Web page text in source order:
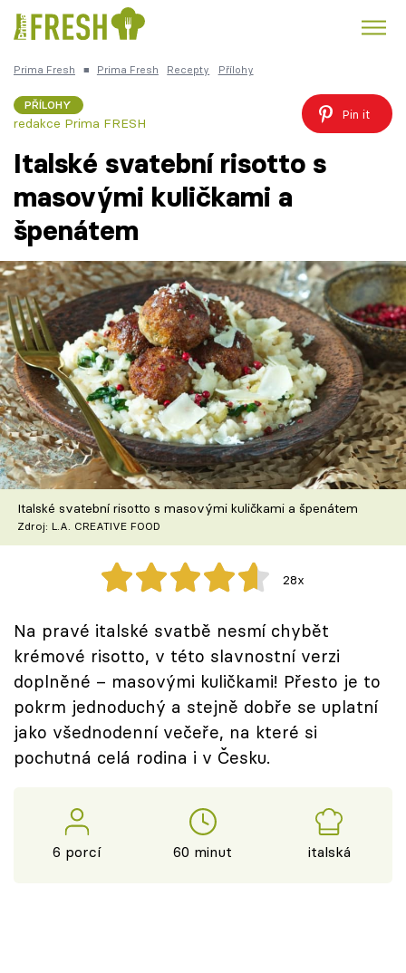
Česká kuchyně Čokoláda
Témata
Recepty
Články
TV Program
Škola vaření
Recepty z TV
Speciál: Cuketa
Těhotnej kuchař
Přihlášení
Sledujte nás
Prima Fresh ■ Prima Fresh Recepty Přílohy
PŘÍLOHY
redakce Prima FRESH
Pin it
Italské svatební risotto s
masovými kuličkami a
špenátem
Italské svatební risotto s masovými kuličkami a špenátem
Zdroj: L.A. CREATIVE FOOD
28x
Na pravé italské svatbě nesmí chybět
krémové risotto, v této slavnostní verzi
doplněné – masovými kuličkami! Přesto je to
pokrm jednoduchý a stejně dobře se uplatní
jako všednodenní večeře, na které si
pochutná celá rodina i v Česku.
6 porcí 60 minut italská